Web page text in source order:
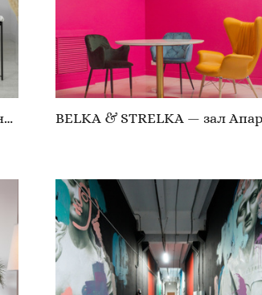
BELKA & STRELKA — зал кухня/ванная